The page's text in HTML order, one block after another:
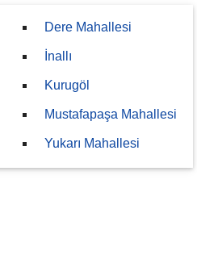
Dere Mahallesi
İnallı
Kurugöl
Mustafapaşa Mahallesi
Yukarı Mahallesi